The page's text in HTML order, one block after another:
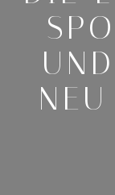
UND
EU